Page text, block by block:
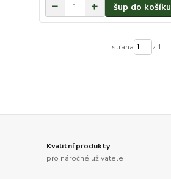
šup do košíku
strana z 1
Kvalitní produkty
pro náročné uživatele